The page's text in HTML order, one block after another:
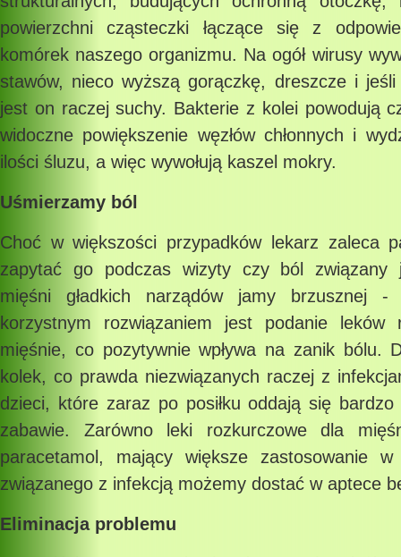
powierzchni cząsteczki łączące się z
komórek naszego organizmu. Na ogół wirusy
stawów, nieco wyższą gorączkę, dreszcze i
jest on raczej suchy. Bakterie z kolei powodują
widoczne powiększenie węzłów chłonnych i
ilości śluzu, a więc wywołują kaszel mokry.
Uśmierzamy ból
Choć w większości przypadków lekarz zaleca
zapytać go podczas wizyty czy ból związany
mięśni gładkich narządów jamy brzusznej
korzystnym rozwiązaniem jest podanie leków
mięśnie, co pozytywnie wpływa na zanik bólu.
kolek, co prawda niezwiązanych raczej z
dzieci, które zaraz po posiłku oddają się
zabawie. Zarówno leki rozkurczowe dla
paracetamol, mający większe zastosowanie w
związanego z infekcją możemy dostać w aptece
Eliminacja problemu